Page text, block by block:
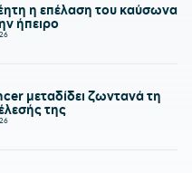
η επέλαση του καύσωνα
ήπειρο
μεταδίδει ζωντανά τη
της